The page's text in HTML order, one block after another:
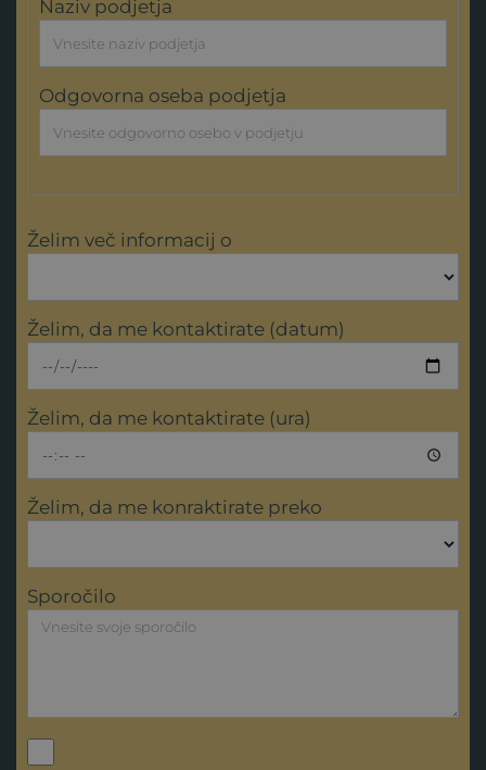
Naziv podjetja
Odgovorna oseba podjetja
Želim več informacij o
Želim, da me kontaktirate (datum)
Želim, da me kontaktirate (ura)
Želim, da me konraktirate preko
Sporočilo